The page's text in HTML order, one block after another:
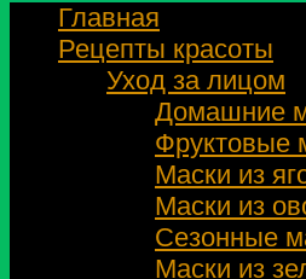
Главная
Рецепты красоты
Уход за лицом
Домашние
Фруктовые
Маски из
Маски из
Сезонные
Маски из